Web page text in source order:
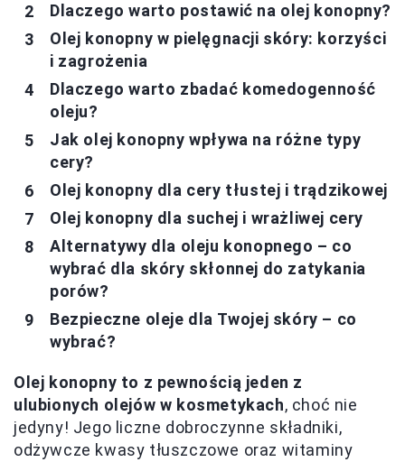
Dlaczego warto postawić na olej konopny?
Olej konopny w pielęgnacji skóry: korzyści
i zagrożenia
Dlaczego warto zbadać komedogenność
oleju?
Jak olej konopny wpływa na różne typy
cery?
Olej konopny dla cery tłustej i trądzikowej
Olej konopny dla suchej i wrażliwej cery
Alternatywy dla oleju konopnego – co
wybrać dla skóry skłonnej do zatykania
porów?
Bezpieczne oleje dla Twojej skóry – co
wybrać?
Olej konopny to z pewnością jeden z
ulubionych olejów w kosmetykach, choć nie
jedyny! Jego liczne dobroczynne składniki,
odżywcze kwasy tłuszczowe oraz witaminy